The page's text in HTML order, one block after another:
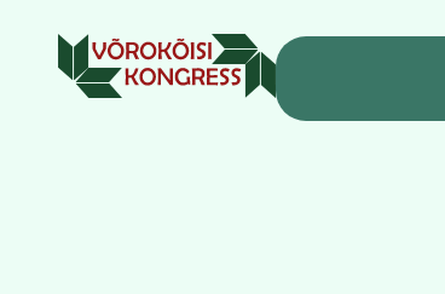
Liigu
juurde